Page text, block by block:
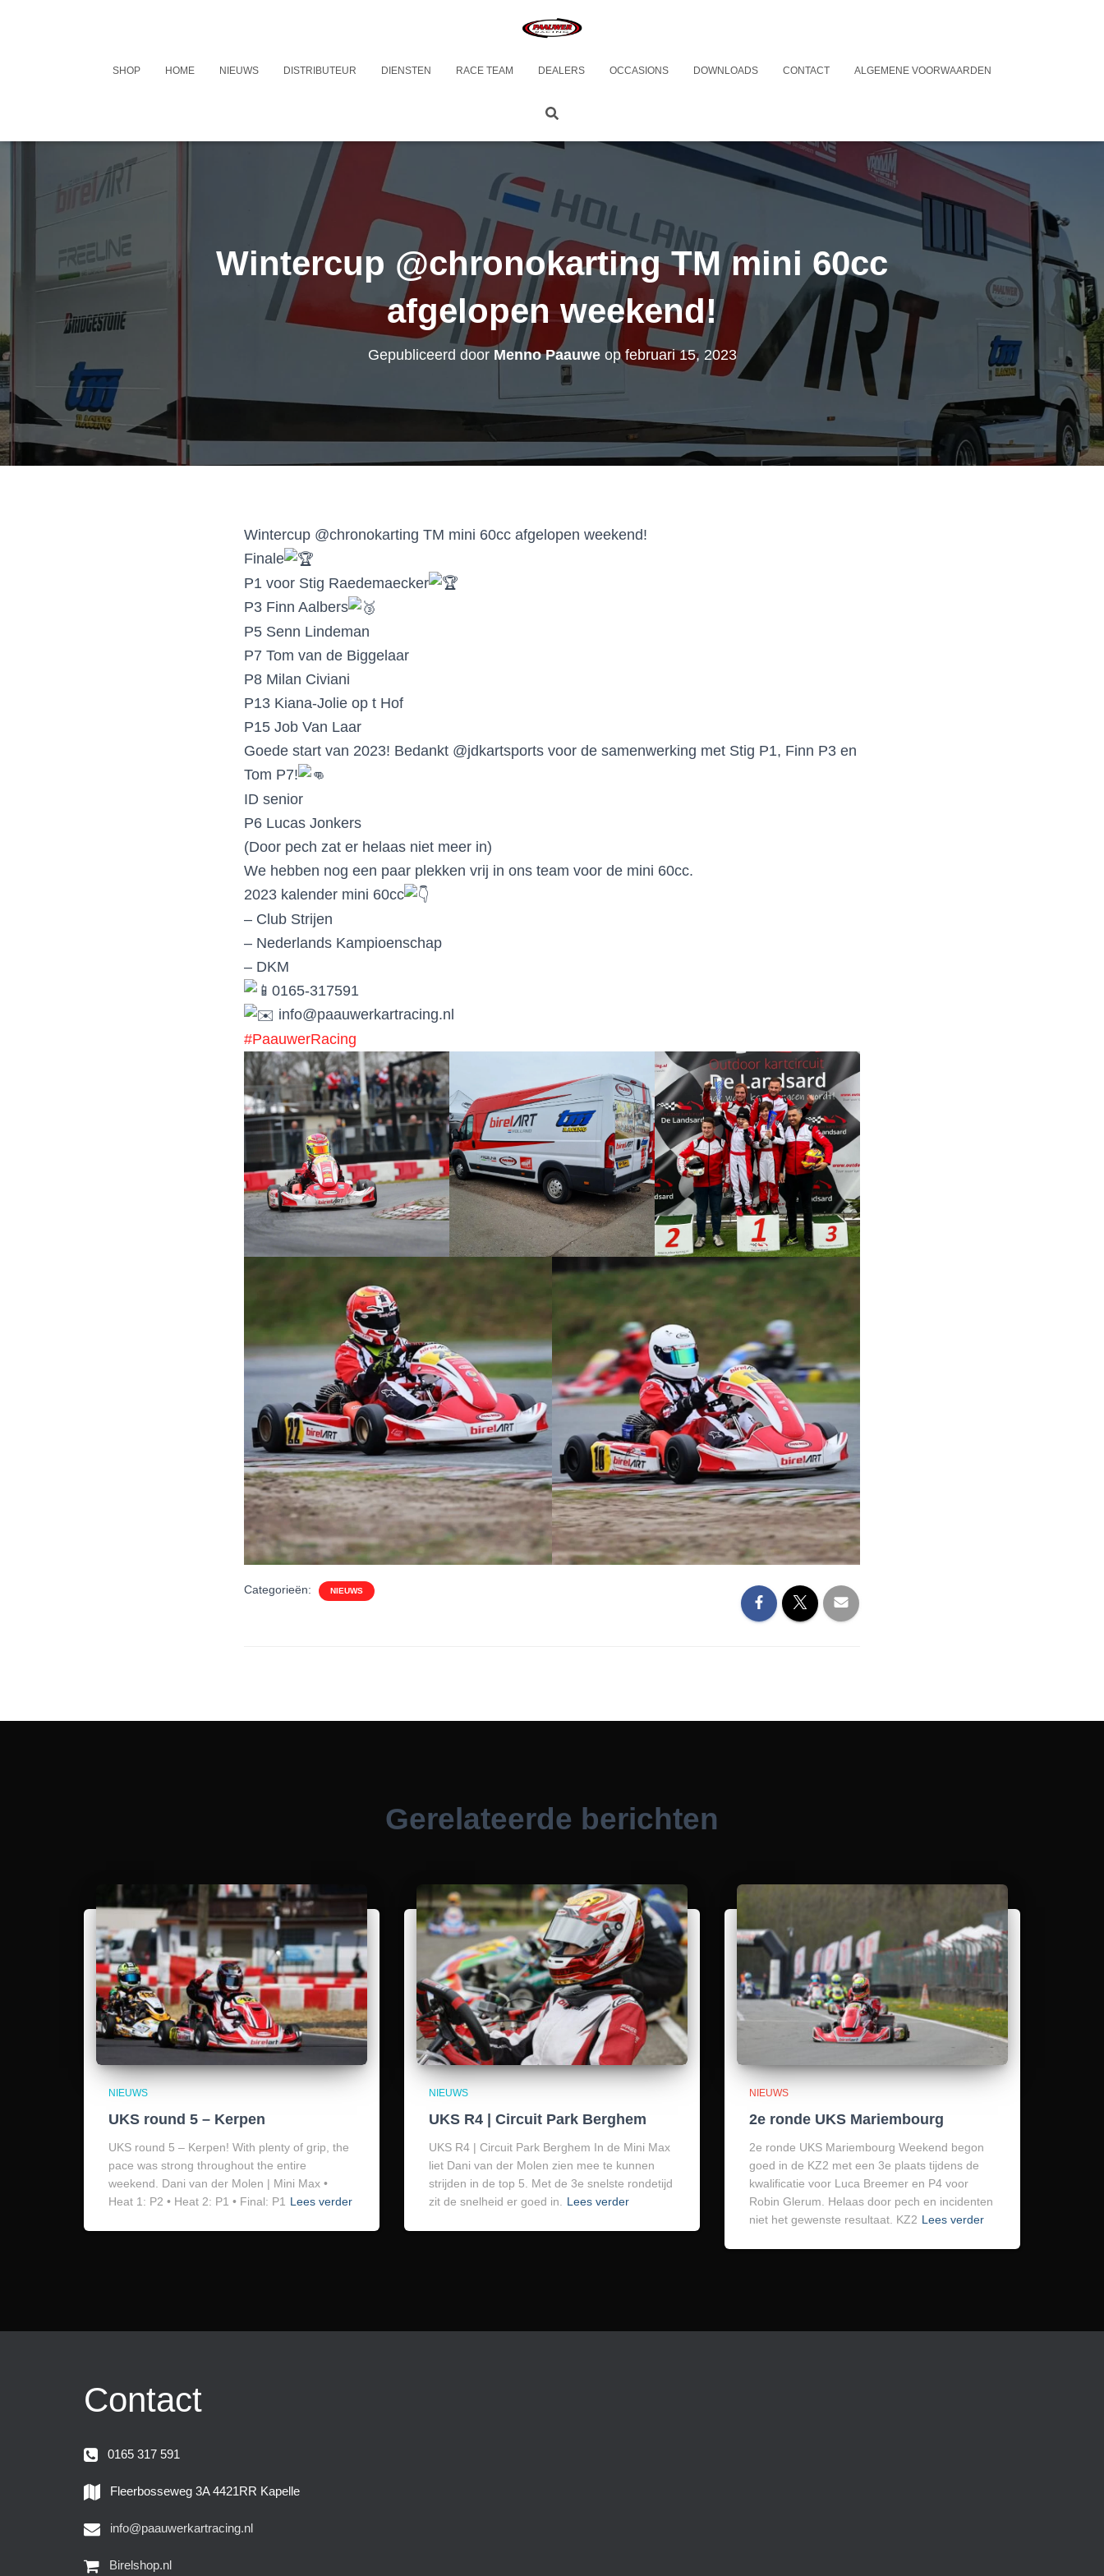
SHOP HOME NIEUWS DISTRIBUTEUR DIENSTEN RACE TEAM DEALERS OCCASIONS DOWNLOADS CONTACT ALGEMENE VOORWAARDEN
Wintercup @chronokarting TM mini 60cc
afgelopen weekend!
Gepubliceerd door Menno Paauweopfebruari 15, 2023
Wintercup @chronokarting TM mini 60cc afgelopen weekend!
Finale
P1 voor Stig Raedemaecker
P3 Finn Aalbers
P5 Senn Lindeman
P7 Tom van de Biggelaar
P8 Milan Civiani
P13 Kiana-Jolie op t Hof
P15 Job Van Laar
Goede start van 2023! Bedankt @jdkartsports voor de samenwerking met Stig P1, Finn P3 en
Tom P7!
ID senior
P6 Lucas Jonkers
(Door pech zat er helaas niet meer in)
We hebben nog een paar plekken vrij in ons team voor de mini 60cc.
2023 kalender mini 60cc
– Club Strijen
– Nederlands Kampioenschap
– DKM
0165-317591
info@paauwerkartracing.nl
#PaauwerRacing
Categorieën: NIEUWS
Gerelateerde berichten
NIEUWS
UKS round 5 – Kerpen
UKS round 5 – Kerpen! With plenty of grip, the
pace was strong throughout the entire
weekend. Dani van der Molen | Mini Max •
Heat 1: P2 • Heat 2: P1 • Final: P1 Lees verder
NIEUWS
UKS R4 | Circuit Park Berghem
UKS R4 | Circuit Park Berghem In de Mini Max
liet Dani van der Molen zien mee te kunnen
strijden in de top 5. Met de 3e snelste rondetijd
zit de snelheid er goed in. Lees verder
NIEUWS
2e ronde UKS Mariembourg
2e ronde UKS Mariembourg Weekend begon
goed in de KZ2 met een 3e plaats tijdens de
kwalificatie voor Luca Breemer en P4 voor
Robin Glerum. Helaas door pech en incidenten
niet het gewenste resultaat. KZ2 Lees verder
Contact
0165 317 591
Fleerbosseweg 3A 4421RR Kapelle
info@paauwerkartracing.nl
Birelshop.nl